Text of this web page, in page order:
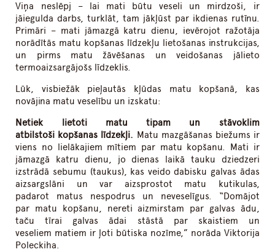
Viņa neslēpj – lai mati būtu veseli un mirdzoši, ir
jāiegulda darbs, turklāt, tam jākļūst par ikdienas rutīnu.
Primāri – mati jāmazgā katru dienu, ievērojot ražotāja
norādītās matu kopšanas līdzekļu lietošanas instrukcijas,
un pirms matu žāvēšanas un veidošanas jālieto
termoaizsargājošs līdzeklis.
Lūk, visbiežāk pieļautās kļūdas matu kopšanā, kas
novājina matu veselību un izskatu:
Netiek lietoti matu tipam un stāvoklim
atbilstoši kopšanas līdzekļi. Matu mazgāšanas biežums ir
viens no lielākajiem mītiem par matu kopšanu. Mati ir
jāmazgā katru dienu, jo dienas laikā tauku dziedzeri
izstrādā sebumu (taukus), kas veido dabisku galvas ādas
aizsargslāni un var aizsprostot matu kutikulas,
padarot matus nespodrus un neveselīgus. “Domājot
par matu kopšanu, nereti aizmirstam par galvas ādu,
taču tīrai galvas ādai stāstā par skaistiem un
veseliem matiem ir ļoti būtiska nozīme,” norāda Viktorija
Poleckiha.